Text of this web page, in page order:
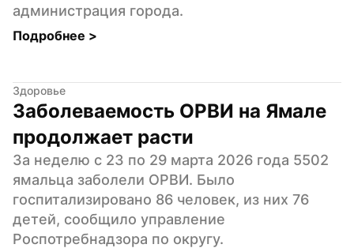
администрация города.
Подробнее >
Здоровье
Заболеваемость ОРВИ на Ямале
продолжает расти
За неделю с 23 по 29 марта 2026 года 5502
ямальца заболели ОРВИ. Было
госпитализировано 86 человек, из них 76
детей, сообщило управление
Роспотребнадзора по округу.